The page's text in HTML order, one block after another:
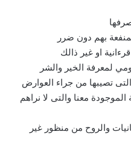
بهم دون ضرر
او غير ذالك
لمعرفة الخير والشر
تصيبها من جراء العوارض
معنا والتى لا نراهم
والروح من منظور غير